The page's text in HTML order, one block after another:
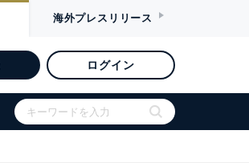
海外プレスリリース
ログイン